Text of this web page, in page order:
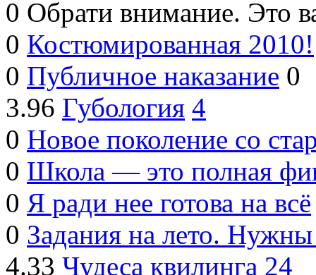
0 Обрати внимание. Это
0 Костюмированная 2010!
0 Публичное наказание 0
3.96 Губология 4
0 Новое поколение со
0 Школа — это полная
0 Я ради нее готова на всё
0 Задания на лето.
4.33 Чудеса квилинга 24